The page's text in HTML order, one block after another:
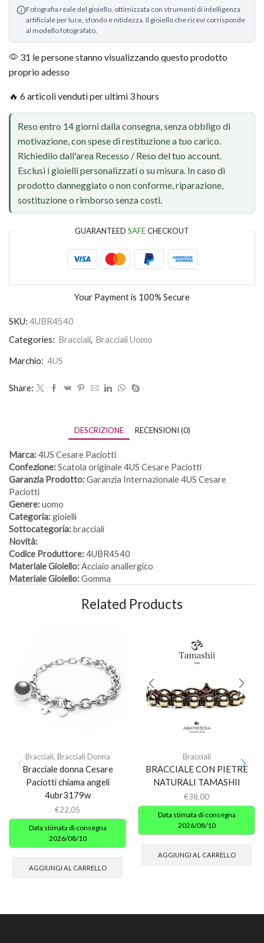
Fotografia reale del gioiello, ottimizzata con strumenti di intelligenza
artificiale per luce, sfondo e nitidezza. Il gioiello che ricevi corrisponde
al modello fotografato.
31 le persone stanno visualizzando questo prodotto
proprio adesso
🔥 6 articoli venduti per ultimi 3 hours
Reso entro 14 giorni dalla consegna, senza obbligo di
motivazione, con spese di restituzione a tuo carico.
Richiedilo dall'area Recesso / Reso del tuo account.
Esclusi i gioielli personalizzati o su misura. In caso di
prodotto danneggiato o non conforme, riparazione,
sostituzione o rimborso senza costi.
GUARANTEED SAFECHECKOUT
Your Payment is 100% Secure
SKU: 4UBR4540
Categories: Bracciali, Bracciali Uomo
Marchio: 4US
Share:
DESCRIZIONE RECENSIONI (0)
Marca:4US Cesare Paciotti
Confezione:Scatola originale 4US Cesare Paciotti
Garanzia Prodotto:Garanzia Internazionale 4US Cesare
Paciotti
Genere:uomo
Categoria:gioielli
Sottocategoria:bracciali
Novità:
Codice Produttore:4UBR4540
Materiale Gioiello:Acciaio anallergico
Materiale Gioiello:Gomma
Related Products
Bracciali, Bracciali Donna
Bracciale donna Cesare
Paciotti chiama angeli
4ubr3179w
€22,05
Data stimata di consegna
2026/08/10
AGGIUNGI AL CARRELLO
Bracciali
BRACCIALE CON PIETRE
NATURALI TAMASHII
€38,00
Data stimata di consegna
2026/08/10
AGGIUNGI AL CARRELLO